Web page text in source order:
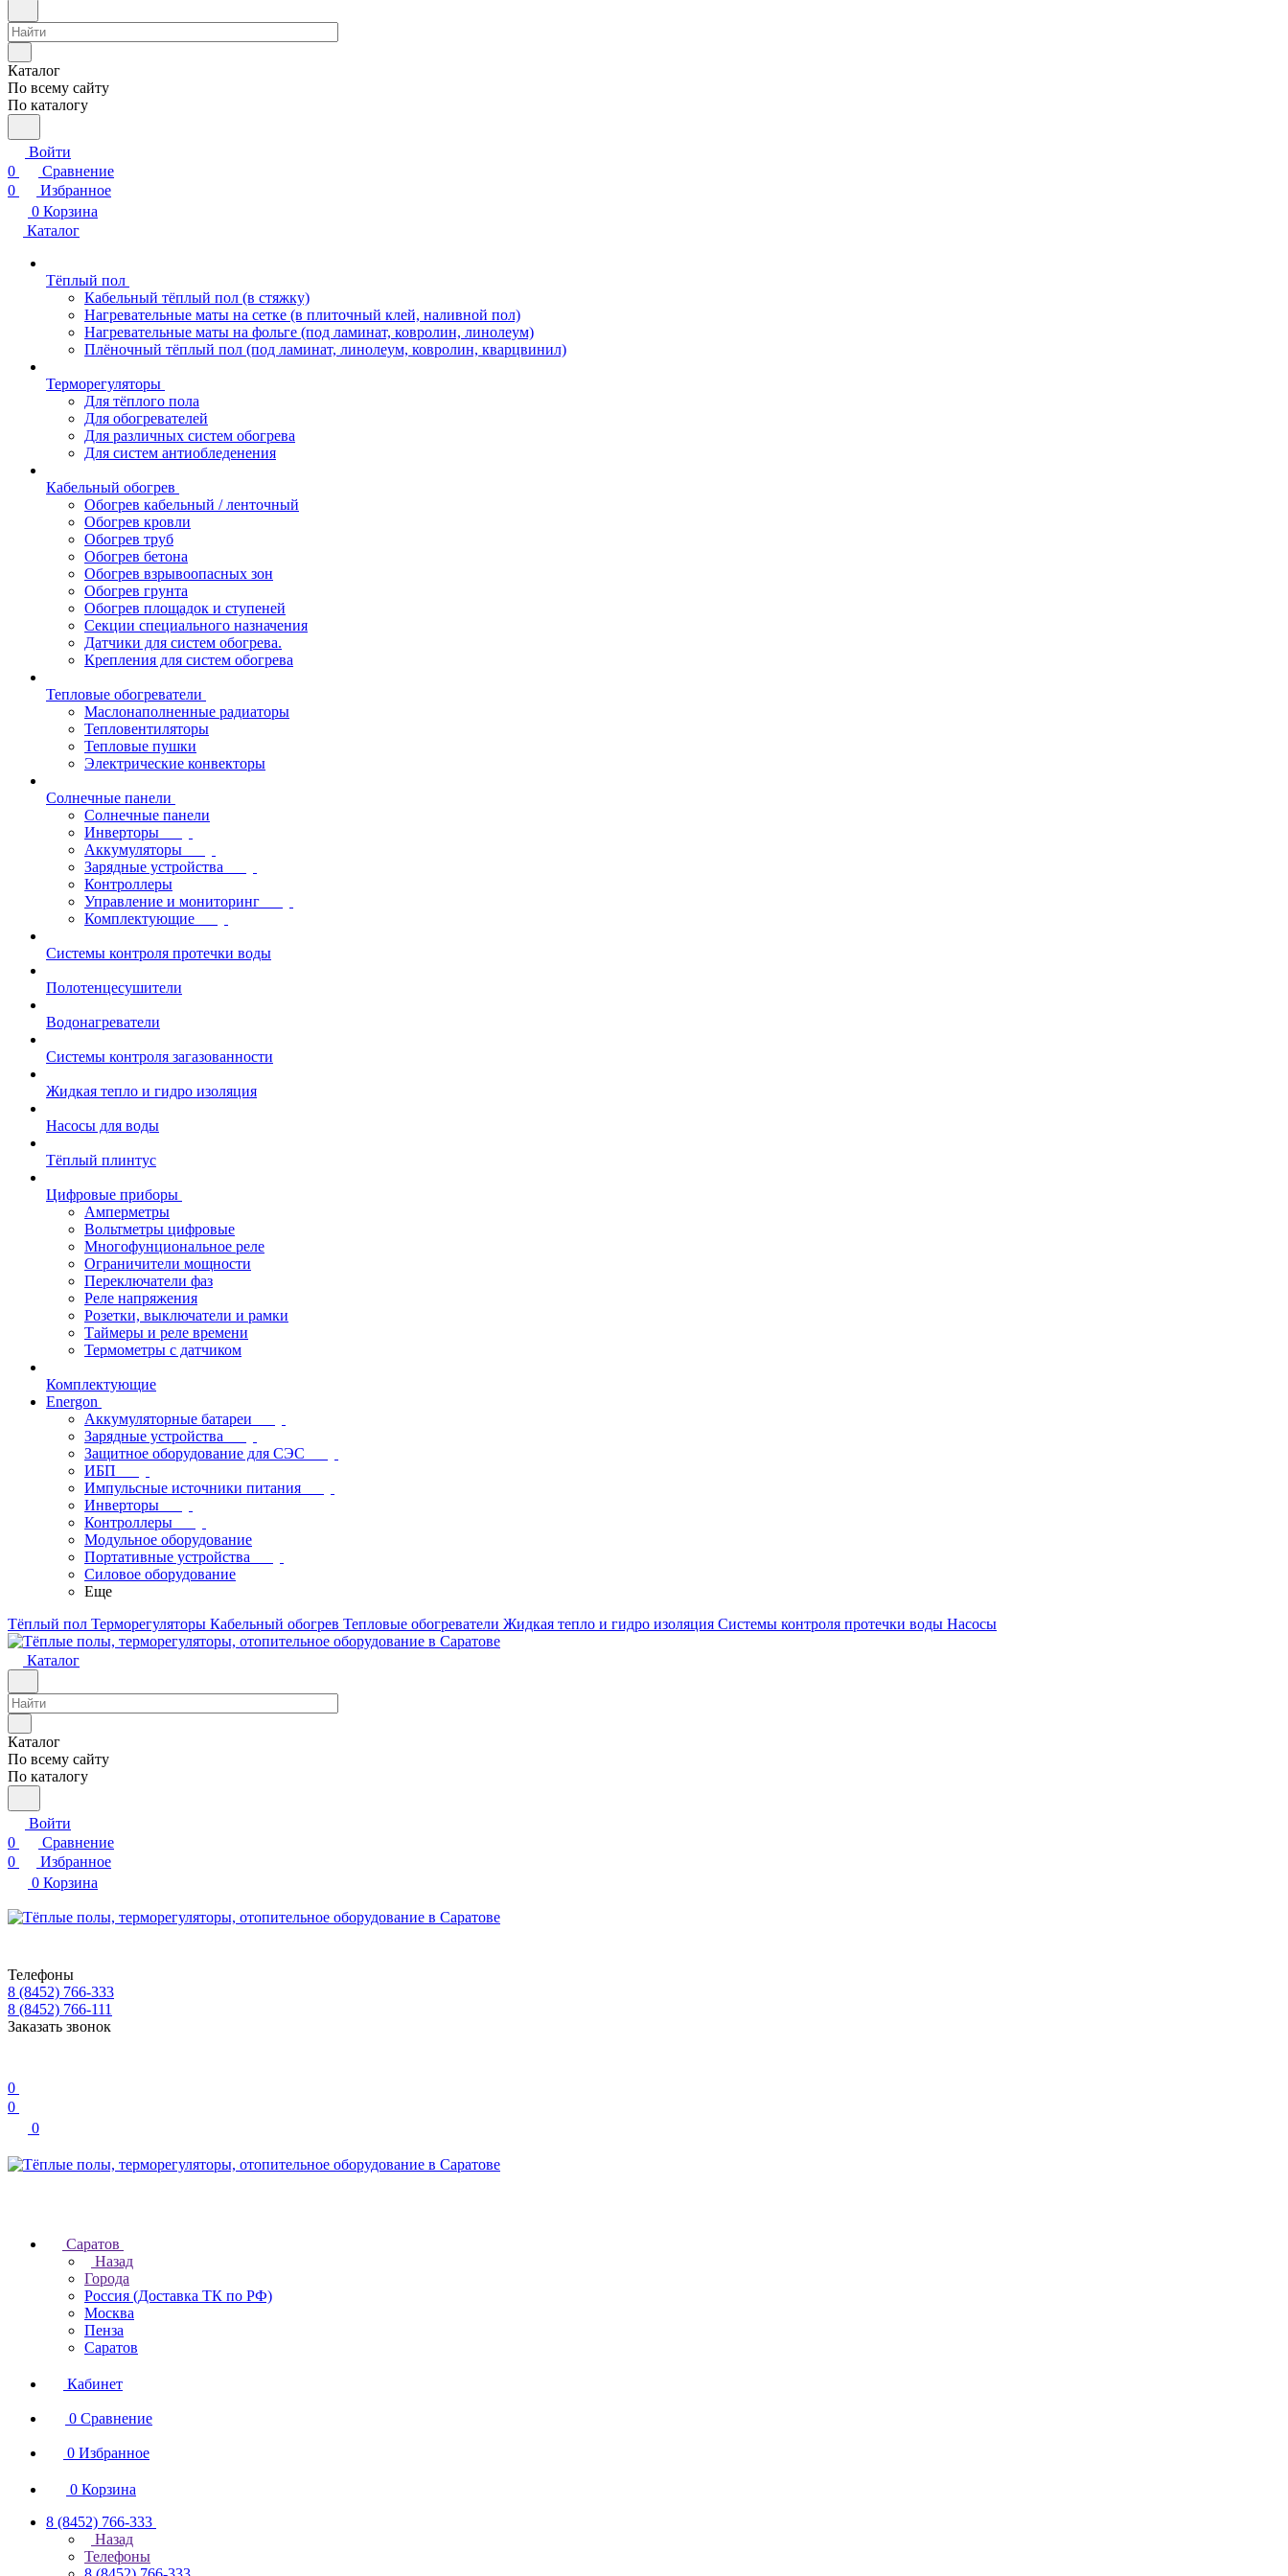
Каталог
По всему сайту
По каталогу
Войти
0
Сравнение
0
Избранное
0 Корзина
Каталог
Тёплый пол
Кабельный тёплый пол (в стяжку)
Нагревательные маты на сетке (в плиточный клей, наливной пол)
Нагревательные маты на фольге (под ламинат, ковролин, линолеум)
Плёночный тёплый пол (под ламинат, линолеум, ковролин, кварцвинил)
Терморегуляторы
Для тёплого пола
Для обогревателей
Для различных систем обогрева
Для систем антиобледенения
Кабельный обогрев
Обогрев кабельный / ленточный
Обогрев кровли
Обогрев труб
Обогрев бетона
Обогрев взрывоопасных зон
Обогрев грунта
Обогрев площадок и ступеней
Секции специального назначения
Датчики для систем обогрева.
Крепления для систем обогрева
Тепловые обогреватели
Маслонаполненные радиаторы
Тепловентиляторы
Тепловые пушки
Электрические конвекторы
Солнечные панели
Солнечные панели
Инверторы
Аккумуляторы
Зарядные устройства
Контроллеры
Управление и мониторинг
Комплектующие
Системы контроля протечки воды
Полотенцесушители
Водонагреватели
Системы контроля загазованности
Жидкая тепло и гидро изоляция
Насосы для воды
Тёплый плинтус
Цифровые приборы
Амперметры
Вольтметры цифровые
Многофунциональное реле
Ограничители мощности
Переключатели фаз
Реле напряжения
Розетки, выключатели и рамки
Таймеры и реле времени
Термометры c датчиком
Комплектующие
Energon
Аккумуляторные батареи
Зарядные устройства
Защитное оборудование для СЭС
ИБП
Импульсные источники питания
Инверторы
Контроллеры
Модульное оборудование
Портативные устройства
Силовое оборудование
Еще
Тёплый пол Терморегуляторы Кабельный обогрев Тепловые обогреватели Жидкая тепло и гидро изоляция Системы контроля протечки воды Насосы
Каталог
Каталог
По всему сайту
По каталогу
Войти
0
Сравнение
0
Избранное
0 Корзина
Телефоны
8 (8452) 766-333
8 (8452) 766-111
Заказать звонок
0
0
0
Саратов
Назад
Города
Россия (Доставка ТК по РФ)
Москва
Пенза
Саратов
Кабинет
0 Сравнение
0 Избранное
0 Корзина
8 (8452) 766-333
Назад
Телефоны